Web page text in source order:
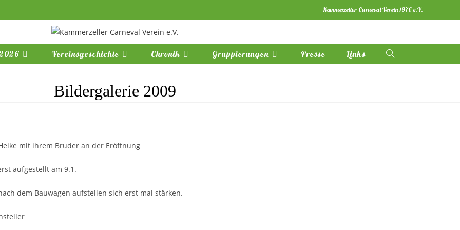
Kämmerzeller Carneval Verein 1976 e.V.
Vereinsgeschichte Chronik Gruppierungen Presse Links Website-
Bildergalerie 2009